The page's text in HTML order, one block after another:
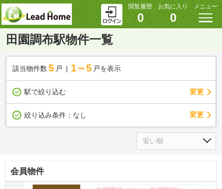
閲覧履歴
0
お気に入り
0
メニュー
田園調布駅物件一覧
該当物件数 5 戸 1～5 戸を表示
駅で絞り込む 変更
絞り込み条件： なし 変更
会員物件